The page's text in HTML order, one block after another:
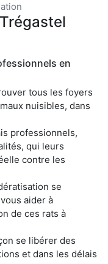
en
tous les foyers
nuisibles, dans
professionnels,
qui leurs
contre les
se
aider à
de ces rats à
se libérer des
et dans les délais